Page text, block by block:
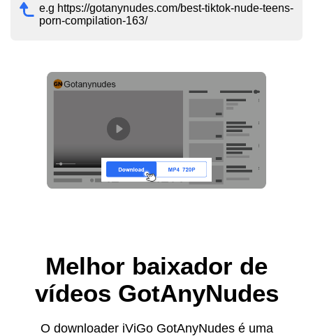
e.g https://gotanynudes.com/best-tiktok-nude-teens-
porn-compilation-163/
Melhor baixador de
vídeos GotAnyNudes
O downloader iViGo GotAnyNudes é uma